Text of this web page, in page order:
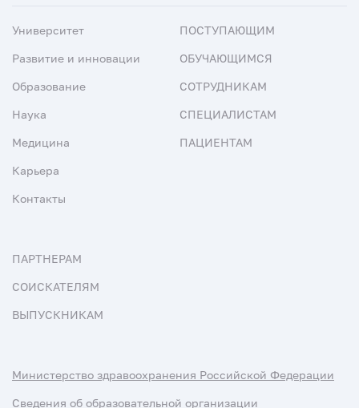
Университет
Развитие и инновации
Образование
Наука
Медицина
Карьера
Контакты
ПОСТУПАЮЩИМ
ОБУЧАЮЩИМСЯ
СОТРУДНИКАМ
СПЕЦИАЛИСТАМ
ПАЦИЕНТАМ
ПАРТНЕРАМ
СОИСКАТЕЛЯМ
ВЫПУСКНИКАМ
Министерство здравоохранения Российской Федерации
Сведения об образовательной организации